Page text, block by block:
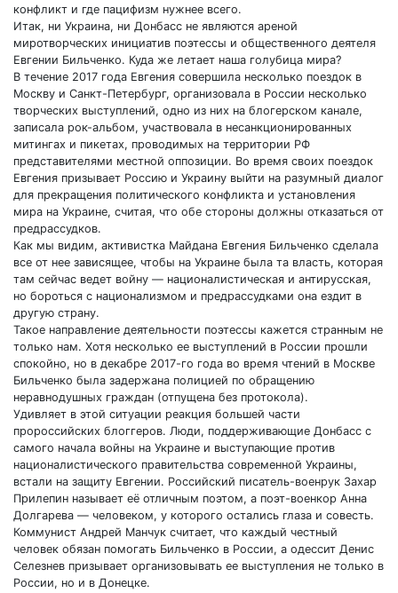
конфликт и где пацифизм нужнее всего.
Итак, ни Украина, ни Донбасс не являются ареной
миротворческих инициатив поэтессы и общественного деятеля
Евгении Бильченко. Куда же летает наша голубица мира?
В течение 2017 года Евгения совершила несколько поездок в
Москву и Санкт-Петербург, организовала в России несколько
творческих выступлений, одно из них на блогерском канале,
записала рок-альбом, участвовала в несанкционированных
митингах и пикетах, проводимых на территории РФ
представителями местной оппозиции. Во время своих поездок
Евгения призывает Россию и Украину выйти на разумный диалог
для прекращения политического конфликта и установления
мира на Украине, считая, что обе стороны должны отказаться от
предрассудков.
Как мы видим, активистка Майдана Евгения Бильченко сделала
все от нее зависящее, чтобы на Украине была та власть, которая
там сейчас ведет войну — националистическая и антирусская,
но бороться с национализмом и предрассудками она ездит в
другую страну.
Такое направление деятельности поэтессы кажется странным не
только нам. Хотя несколько ее выступлений в России прошли
спокойно, но в декабре 2017-го года во время чтений в Москве
Бильченко была задержана полицией по обращению
неравнодушных граждан (отпущена без протокола).
Удивляет в этой ситуации реакция большей части
пророссийских блоггеров. Люди, поддерживающие Донбасс с
самого начала войны на Украине и выступающие против
националистического правительства современной Украины,
встали на защиту Евгении. Российский писатель-военрук Захар
Прилепин называет её отличным поэтом, а поэт-военкор Анна
Долгарева — человеком, у которого остались глаза и совесть.
Коммунист Андрей Манчук считает, что каждый честный
человек обязан помогать Бильченко в России, а одессит Денис
Селезнев призывает организовывать ее выступления не только в
России, но и в Донецке.